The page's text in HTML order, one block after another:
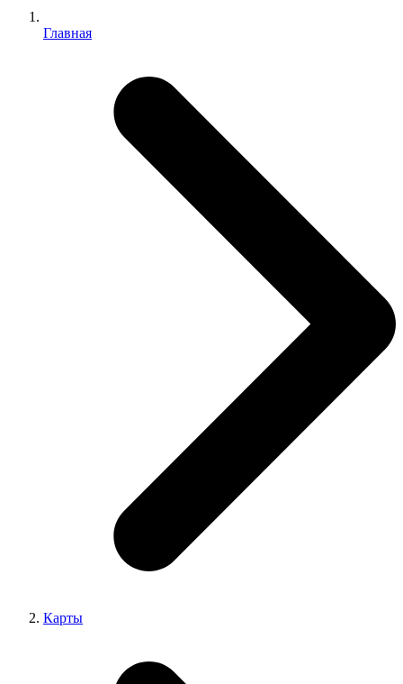
Главная
Карты